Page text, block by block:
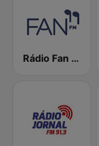
Rádio Fan 99,7 FM